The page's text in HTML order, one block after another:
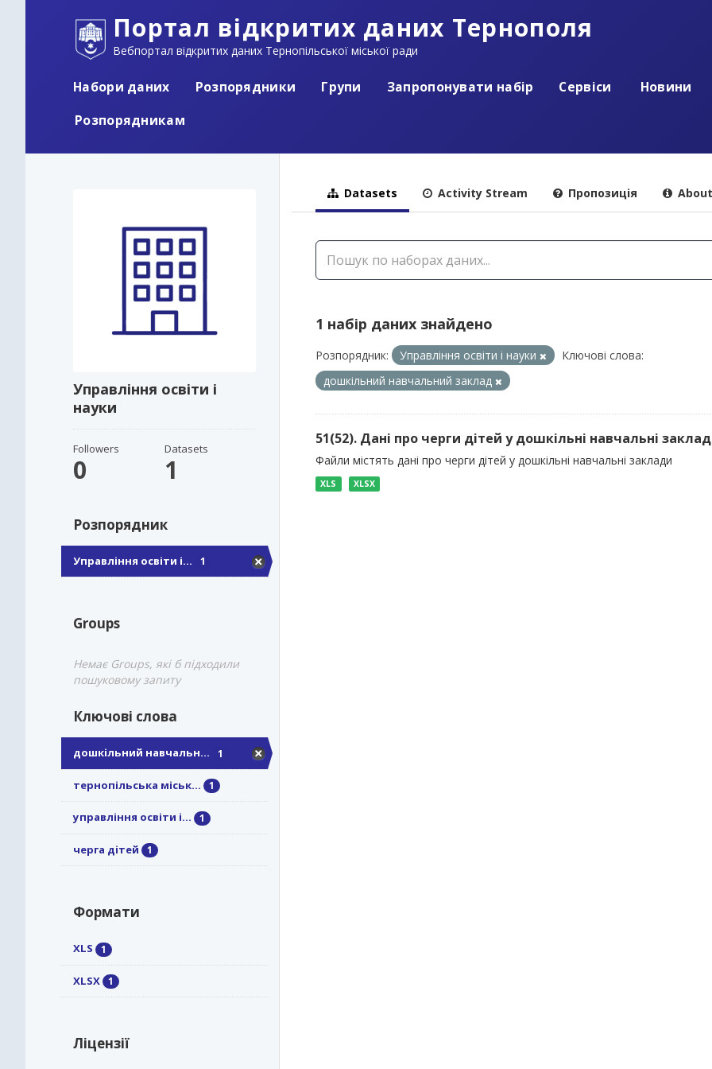
Портал відкритих даних Тернополя
Вебпортал відкритих даних Тернопільської міської ради
Набори даних Розпорядники Групи Запропонувати набір Сервіси
Новини
Розпорядникам
Управління освіти і
науки
Followers
0
Datasets
1
Розпорядник
Управління освіти і... 1
Groups
Немає Groups, які б підходили
пошуковому запиту
Ключові слова
дошкільний навчальн... 1
тернопільська міськ... 1
управління освіти і... 1
черга дітей 1
Формати
XLS 1
XLSX 1
Ліцензії
Datasets Activity Stream Пропозиція About
1 набір даних знайдено
Розпорядник: Управління освіти і науки
Ключові слова:
дошкільний навчальний заклад
51(52). Дані про черги дітей у дошкільні навчальні
Файли містять дані про черги дітей у дошкільні навчальні заклади
XLS XLSX